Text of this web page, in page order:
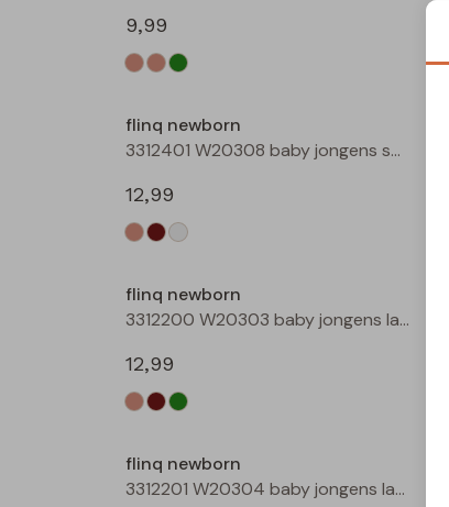
9,99
flinq newborn
3312401 W20308 baby jongens sweater Roest
12,99
flinq newborn
3312200 W20303 baby jongens lange broek Bruin
12,99
flinq newborn
3312201 W20304 baby jongens lange broek Marine